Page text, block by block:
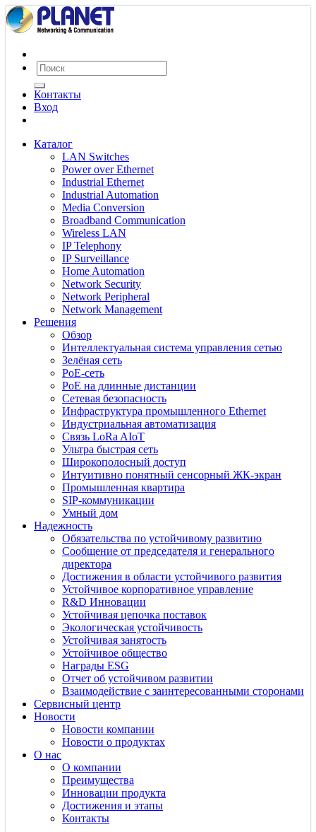
Контакты
Вход
Каталог
LAN Switches
Power over Ethernet
Industrial Ethernet
Industrial Automation
Media Conversion
Broadband Communication
Wireless LAN
IP Telephony
IP Surveillance
Home Automation
Network Security
Network Peripheral
Network Management
Решения
Обзор
Интеллектуальная система управления сетью
Зелёная сеть
PoE-сеть
PoE на длинные дистанции
Сетевая безопасность
Инфраструктура промышленного Ethernet
Индустриальная автоматизация
Связь LoRa AIoT
Ультра быстрая сеть
Широкополосный доступ
Интуитивно понятный сенсорный ЖК-экран
Промышленная квартира
SIP-коммуникации
Умный дом
Надежность
Обязательства по устойчивому развитию
Сообщение от председателя и генерального
директора
Достижения в области устойчивого развития
Устойчивое корпоративное управление
R&D Инновации
Устойчивая цепочка поставок
Экологическая устойчивость
Устойчивая занятость
Устойчивое общество
Награды ESG
Отчет об устойчивом развитии
Взаимодействие с заинтересованными сторонами
Сервисный центр
Новости
Новости компании
Новости о продуктах
О нас
О компании
Преимущества
Инновации продукта
Достижения и этапы
Контакты